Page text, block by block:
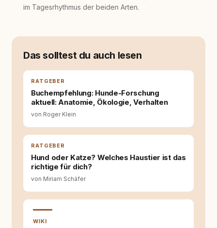
im Tages­rhythmus der beiden Arten.
Das solltest du auch lesen
RATGEBER
Buchempfehlung: Hunde-Forschung
aktuell: Anatomie, Ökologie, Verhalten
von Roger Klein
RATGEBER
Hund oder Katze? Welches Haustier ist das
richtige für dich?
von Miriam Schäfer
WIKI